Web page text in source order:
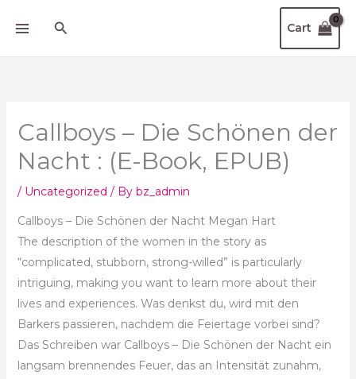
Search Cart
Callboys – Die Schönen der
Nacht : (E-Book, EPUB)
/ Uncategorized / By bz_admin
Callboys – Die Schönen der Nacht Megan Hart
The description of the women in the story as
“complicated, stubborn, strong-willed” is particularly
intriguing, making you want to learn more about their
lives and experiences. Was denkst du, wird mit den
Barkers passieren, nachdem die Feiertage vorbei sind?
Das Schreiben war Callboys – Die Schönen der Nacht ein
langsam brennendes Feuer, das an Intensität zunahm,